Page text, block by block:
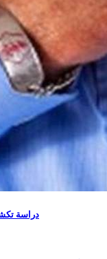
دراسة